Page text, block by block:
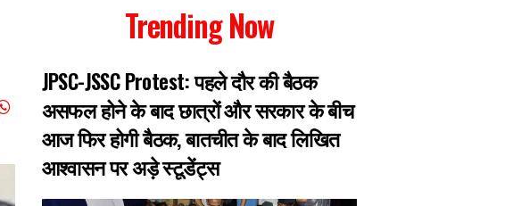
Trending Now
JPSC-JSSC Protest: पहले दौर की बैठक
असफल होने के बाद छात्रों और सरकार के बीच
आज फिर होगी बैठक, बातचीत के बाद लिखित
आश्वासन पर अड़े स्टूडेंट्स